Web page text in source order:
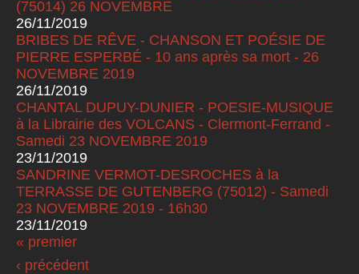
(75014) 26 NOVEMBRE
26/11/2019
BRIBES DE RÊVE - CHANSON ET POÉSIE DE
PIERRE ESPERBÉ - 10 ans après sa mort - 26
NOVEMBRE 2019
26/11/2019
CHANTAL DUPUY-DUNIER - POESIE-MUSIQUE
à la Librairie des VOLCANS - Clermont-Ferrand -
Samedi 23 NOVEMBRE 2019
23/11/2019
SANDRINE VERMOT-DESROCHES à la
TERRASSE DE GUTENBERG (75012) - Samedi
23 NOVEMBRE 2019 - 16h30
23/11/2019
Pages
« premier
‹ précédent